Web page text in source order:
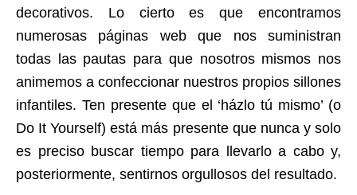
decorativos. Lo cierto es que encontramos
numerosas páginas web que nos suministran
todas las pautas para que nosotros mismos nos
animemos a confeccionar nuestros propios sillones
infantiles. Ten presente que el ‘házlo tú mismo’ (o
Do It Yourself) está más presente que nunca y solo
es preciso buscar tiempo para llevarlo a cabo y,
posteriormente, sentirnos orgullosos del resultado.